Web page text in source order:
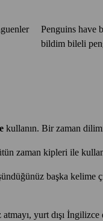
Penguins have
bildim bileli
kullanın. Bir zaman
zaman kipleri ile
başka
yurt dışı